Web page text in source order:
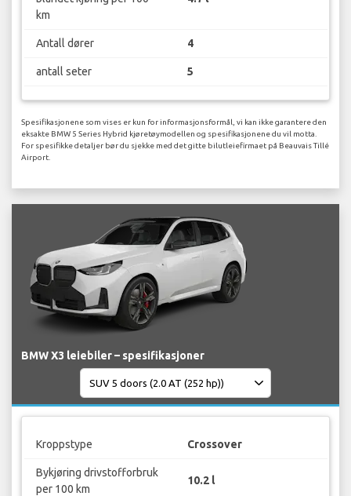
km
Antall dører 4
antall seter 5
Spesifikasjonene som vises er kun for informasjonsformål, vi kan ikke garantere den
eksakte BMW 5 Series Hybrid kjøretøymodellen og spesifikasjonene du vil motta.
For spesifikke detaljer bør du sjekke med det gitte bilutleiefirmaet på Beauvais Tillé
Airport.
BMW X3 leiebiler – spesifikasjoner
Kroppstype Crossover
Bykjøring drivstofforbruk
per 100 km
10.2 l